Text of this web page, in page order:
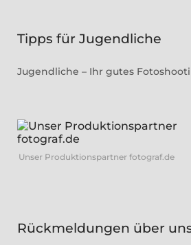
Tipps für Jugendliche
Jugendliche – Ihr gutes
Unser Produktionspartner fotograf.de
Rückmeldungen über